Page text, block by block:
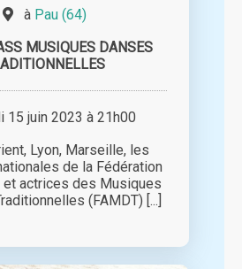
à Pau (64)
MUSIQUES DANSES
15 juin 2023 à 21h00
Lyon, Marseille, les
de la Fédération
actrices des Musiques
(FAMDT) [...]